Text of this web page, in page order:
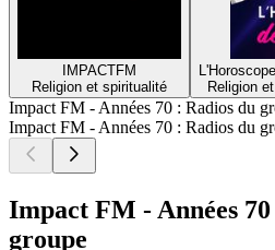
IMPACTFM
Religion et spiritualité
Religion
Impact FM - Années 70 : Radios du
Impact FM - Années 70 : Radios du
Impact FM - Années
groupe